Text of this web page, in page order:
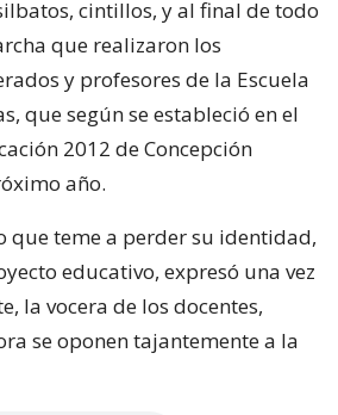
cintillos, y al final de todo
que realizaron los
y profesores de la Escuela
que según se estableció en el
2012 de Concepción
año.
que teme a perder su identidad,
educativo, expresó una vez
la vocera de los docentes,
se oponen tajantemente a la